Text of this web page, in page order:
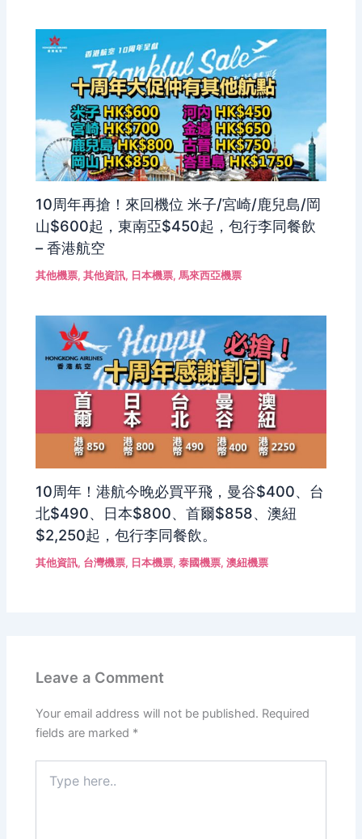
10周年再搶！來回機位 米子/宮崎/鹿兒島/岡
山$600起，東南亞$450起，包行李同餐飲
– 香港航空
其他機票,其他資訊, 日本機票,馬來西亞機票
10周年！港航今晚必買平飛，曼谷$400、台
北$490、日本$800、首爾$858、澳紐
$2,250起，包行李同餐飲。
其他資訊, 台灣機票, 日本機票,泰國機票,澳紐機票
Leave a Comment
Your email address will not be published. Required
fields are marked *
here..